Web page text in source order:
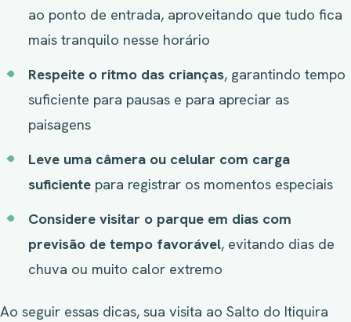
ao ponto de entrada, aproveitando que tudo fica
mais tranquilo nesse horário
Respeite o ritmo das crianças, garantindo tempo
suficiente para pausas e para apreciar as
paisagens
Leve uma câmera ou celular com carga
suficiente para registrar os momentos especiais
Considere visitar o parque em dias com
previsão de tempo favorável, evitando dias de
chuva ou muito calor extremo
Ao seguir essas dicas, sua visita ao Salto do Itiquira